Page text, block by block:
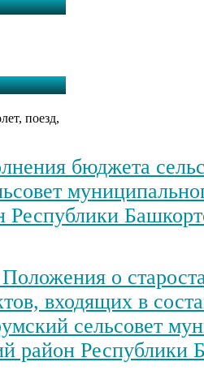
поезд,
бюджета
о
входящих в
сельсовет
район Республики